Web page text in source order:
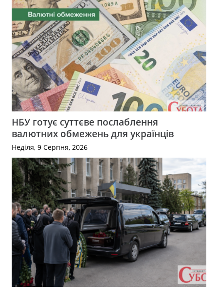
НБУ готує суттєве послаблення
валютних обмежень для українців
Неділя, 9 Серпня, 2026